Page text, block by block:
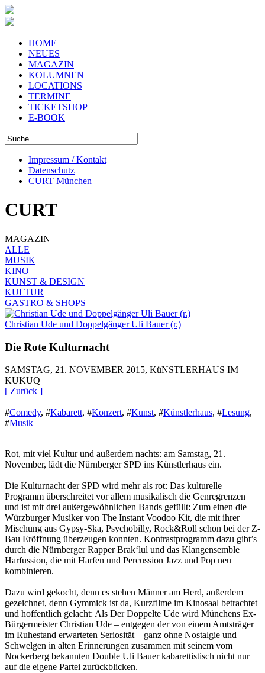
HOME
NEUES
MAGAZIN
KOLUMNEN
LOCATIONS
TERMINE
TICKETSHOP
E-BOOK
Impressum / Kontakt
Datenschutz
CURT München
CURT
MAGAZIN
ALLE
MUSIK
KINO
KUNST & DESIGN
KULTUR
GASTRO & SHOPS
Christian Ude und Doppelgänger Uli Bauer (r.)
Die Rote Kulturnacht
SAMSTAG, 21. NOVEMBER 2015, KüNSTLERHAUS IM
KUKUQ
[ Zurück ]
#Comedy, #Kabarett, #Konzert, #Kunst, #Künstlerhaus, #Lesung,
#Musik
Rot, mit viel Kultur und außerdem nachts: am Samstag, 21.
November, lädt die Nürnberger SPD ins Künstlerhaus ein.
Die Kulturnacht der SPD wird mehr als rot: Das kulturelle
Programm überschreitet vor allem musikalisch die Genregrenzen
und ist mit drei außergewöhnlichen Bands gefüllt: Zum einen die
Würzburger Musiker von The Instant Voodoo Kit, die mit ihrer
Mischung aus Gypsy-Ska, Psychobilly, Rock&Roll schon bei der Z-
Bau Eröffnung überzeugen konnten. Kontrastprogramm dazu gibt’s
durch die Nürnberger Rapper Brak‘lul und das Klangensemble
Harfussion, die mit Harfen und Percussion Jazz und Pop neu
kombinieren.
Dazu wird gekocht, denn es stehen Männer am Herd, außerdem
gezeichnet, denn Gymmick ist da, Kurzfilme im Kinosaal betrachtet
und hoffentlich gelacht: Als Der Doppelte Ude wird Münchens Ex-
Bürgermeister Christian Ude – entgegen der von einem Amtsträger
im Ruhestand erwarteten Seriosität – ganz ohne Nostalgie und
Schwelgen in alten Erinnerungen zusammen mit seinem vom
Nockerberg bekannten Double Uli Bauer kabarettistisch nicht nur
auf die eigene Partei zurückblicken.